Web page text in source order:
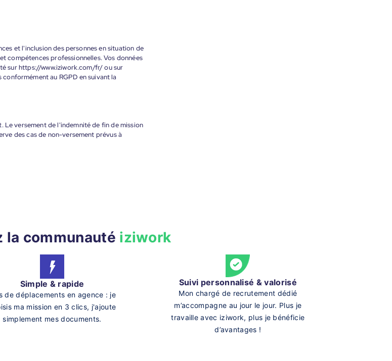
et l'inclusion des personnes en situation de
compétences professionnelles. Vos données
sur https://www.iziwork.com/fr/ ou sur
au RGPD en suivant la
Le versement de l'indemnité de fin de mission
des cas de non-versement prévus à
la communauté iziwork
Simple & rapide
de déplacements en agence : je
ma mission en 3 clics, j'ajoute
simplement mes documents.
Suivi personnalisé & valorisé
Mon chargé de recrutement dédié
m’accompagne au jour le jour. Plus je
travaille avec iziwork, plus je bénéficie
d’avantages !